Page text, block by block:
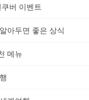
버 이벤트
아두면 좋은 상식
메뉴